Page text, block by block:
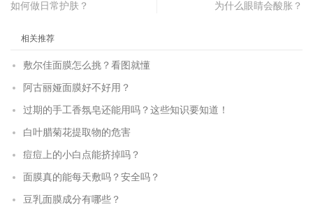
如何做日常护肤？
为什么眼睛会酸胀？
相关推荐
敷尔佳面膜怎么挑？看图就懂
阿古丽娅面膜好不好用？
过期的手工香氛皂还能用吗？这些知识要知道！
白叶腊菊花提取物的危害
痘痘上的小白点能挤掉吗？
面膜真的能每天敷吗？安全吗？
豆乳面膜成分有哪些？